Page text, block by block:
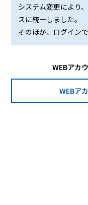
システム変更により
スに統一しました。
そのほか、ログイン
WEBアカ
WEBア